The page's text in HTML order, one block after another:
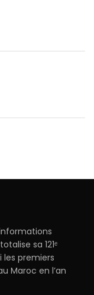
sa 121ᵉ
les premiers
Maroc en l’an